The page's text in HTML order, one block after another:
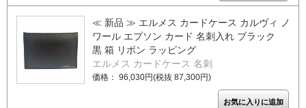
≪ 新品 ≫ エルメス カードケース カルヴィ ノ
ワール エプソン カード 名刺入れ ブラック
黒 箱 リボン ラッピング
エルメス カードケース 名刺
価格： 96,030円(税抜 87,300円)